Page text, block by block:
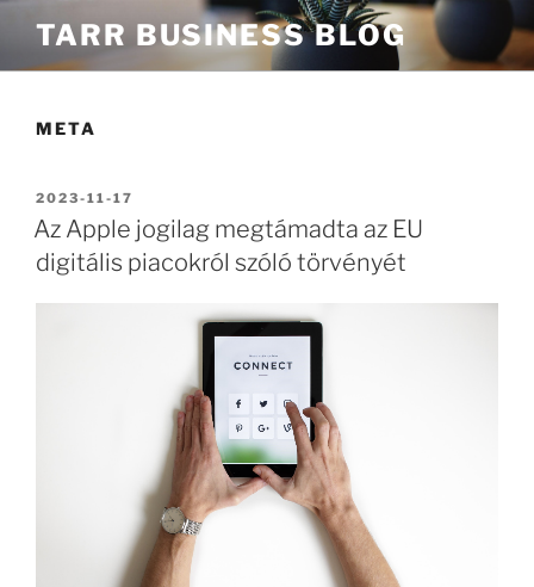
TARR BUSINESS BLOG
META
BEKÜLDVE:
2023-11-17
Az Apple jogilag megtámadta az EU
digitális piacokról szóló törvényét